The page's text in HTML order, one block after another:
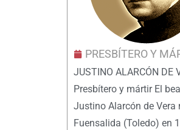
PRESBÍTERO Y
JUSTINO ALARCÓN DE
Presbítero y mártir El
Justino Alarcón de Vera
Fuensalida (Toledo) en